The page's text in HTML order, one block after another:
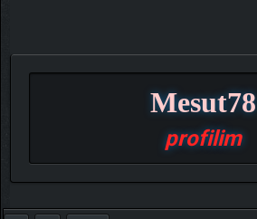
Mesut78
profilim